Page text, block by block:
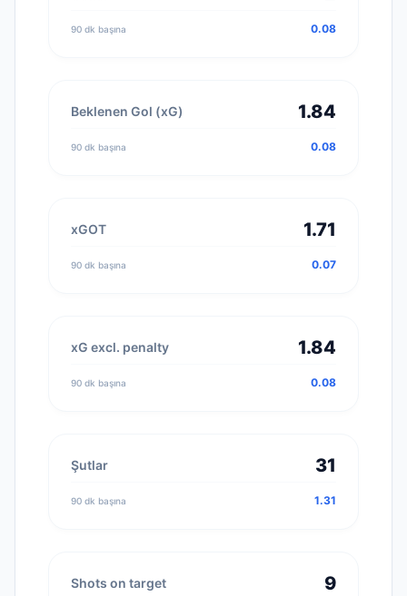
90 dk başına 0.08
Beklenen Gol (xG) 1.84
90 dk başına 0.08
xGOT 1.71
90 dk başına 0.07
xG excl. penalty 1.84
90 dk başına 0.08
Şutlar 31
90 dk başına 1.31
Shots on target 9